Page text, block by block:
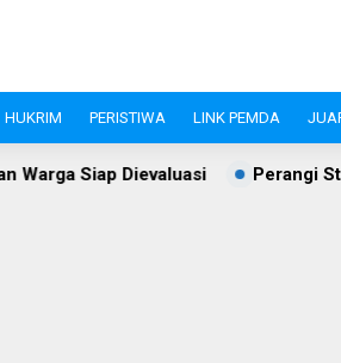
HUKRIM PERISTIWA LINK PEMDA
Perangi Stunting, Ketua TP